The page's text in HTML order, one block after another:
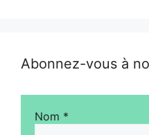
Abonnez-vous à
Nom *